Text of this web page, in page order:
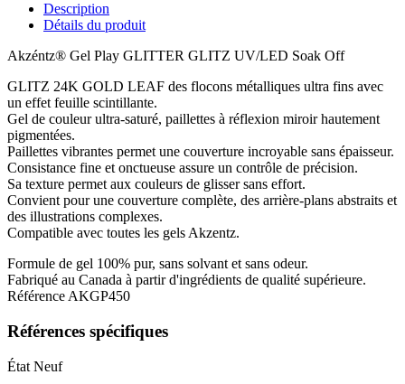
Description
Détails du produit
Akzéntz® Gel Play GLITTER GLITZ UV/LED Soak Off
GLITZ 24K GOLD LEAF des flocons métalliques ultra fins avec
un effet feuille scintillante.
Gel de couleur ultra-saturé, paillettes à réflexion miroir hautement
pigmentées.
Paillettes vibrantes permet une couverture incroyable sans épaisseur.
Consistance fine et onctueuse assure un contrôle de précision.
Sa texture permet aux couleurs de glisser sans effort.
Convient pour une couverture complète, des arrière-plans abstraits et
des illustrations complexes.
Compatible avec toutes les gels Akzentz.
Formule de gel 100% pur, sans solvant et sans odeur.
Fabriqué au Canada à partir d'ingrédients de qualité supérieure.
RéférenceAKGP450
Références spécifiques
État Neuf